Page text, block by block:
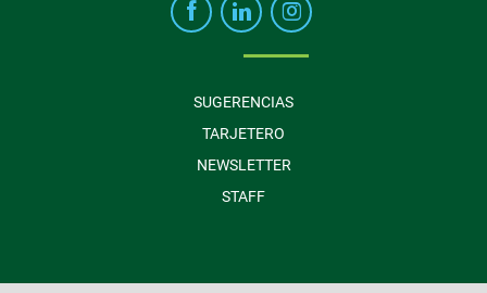
SUGERENCIAS
TARJETERO
NEWSLETTER
STAFF